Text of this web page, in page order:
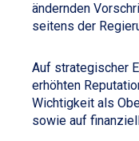
ändernden
seitens der
Auf strategischer
erhöhten
Wichtigkeit als
sowie auf